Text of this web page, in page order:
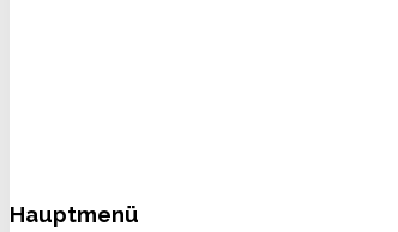
Hauptmenü